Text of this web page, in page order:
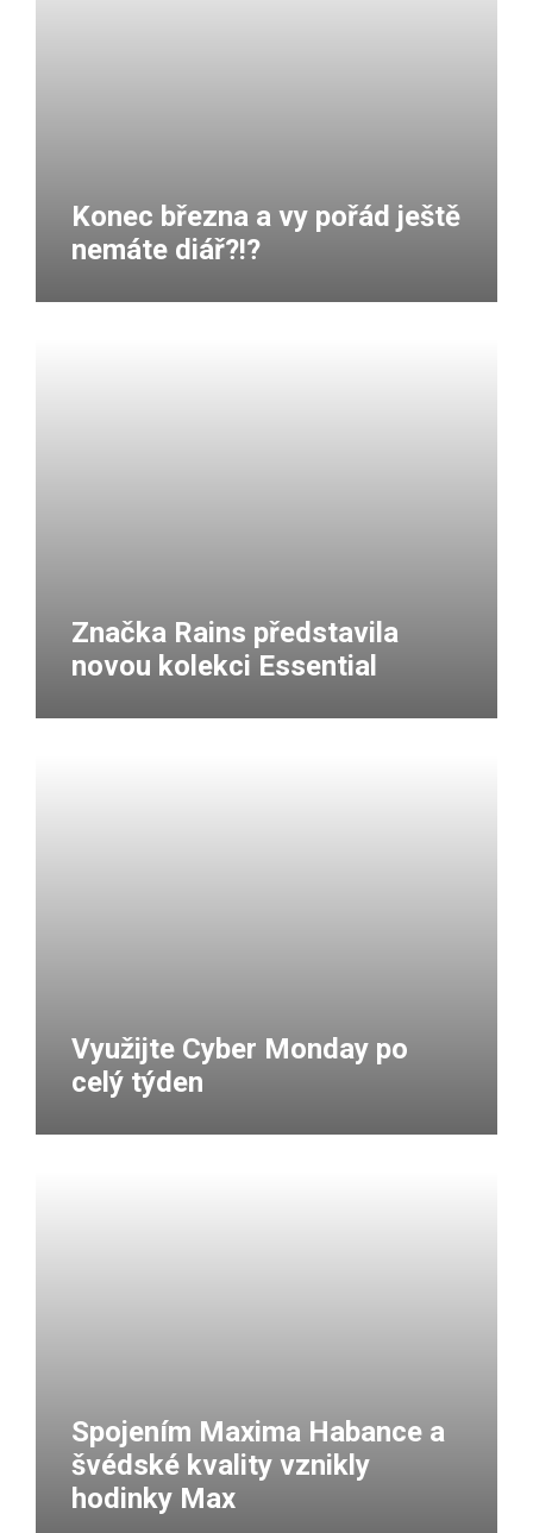
Konec března a vy pořád ještě
nemáte diář?!?
Značka Rains představila
novou kolekci Essential
Využijte Cyber Monday po
celý týden
Spojením Maxima Habance a
švédské kvality vznikly
hodinky Max